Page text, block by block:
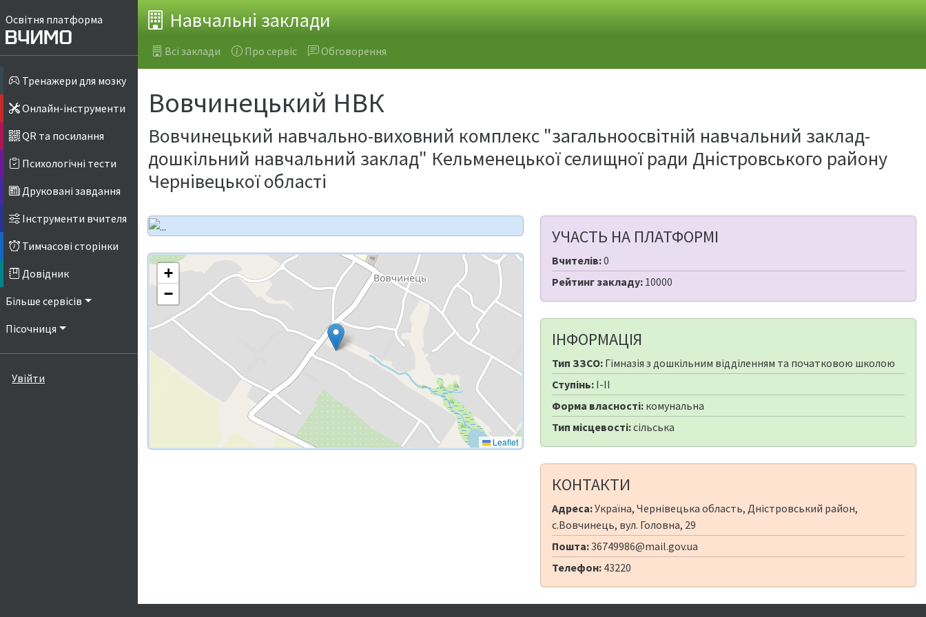
Освітня платформа
Тренажери для мозку
Онлайн-інструменти
QR та посилання
Психологічні тести
Друковані завдання
Інструменти вчителя
Тимчасові сторінки
Довідник
Більше сервісів
Пісочниця
Увійти
Навчальні заклади
Всі заклади Про сервіс Обговорення
Вовчинецький НВК
Вовчинецький навчально-виховний комплекс "загальноосвітній навчальний заклад-
дошкільний навчальний заклад" Кельменецької селищної ради Дністровського району
Чернівецької області
+
−
Leaflet
УЧАСТЬ НА ПЛАТФОРМІ
Вчителів:0
Рейтинг закладу: 10000
ІНФОРМАЦІЯ
Тип ЗЗСО: Гімназія з дошкільним відділенням та початковою школою
Ступінь: I-II
Форма власності: комунальна
Тип місцевості:сільська
КОНТАКТИ
Адреса:Україна, Чернівецька область, Дністровський район,
с.Вовчинець, вул. Головна, 29
Пошта:36749986@mail.gov.ua
Телефон: 43220